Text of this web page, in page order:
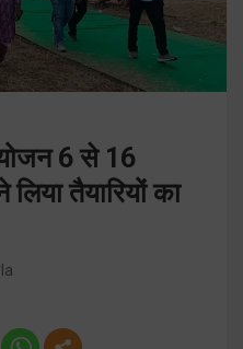
6 से 16
तैयारियों का